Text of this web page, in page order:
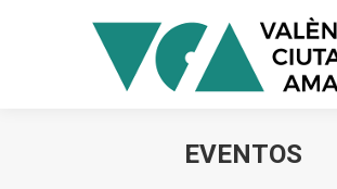
EVENTOS